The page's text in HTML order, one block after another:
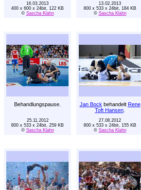
16.03.2013
400 x 600 x 24bit, 122 KB
© Sascha Klahn
13.02.2013
800 x 533 x 24bit, 184 KB
© Sascha Klahn
Behandlungspause. Jan Bock behandelt Rene
Toft Hansen
25.11.2012
800 x 533 x 24bit, 259 KB
© Sascha Klahn
27.08.2012
800 x 533 x 24bit, 155 KB
© Sascha Klahn